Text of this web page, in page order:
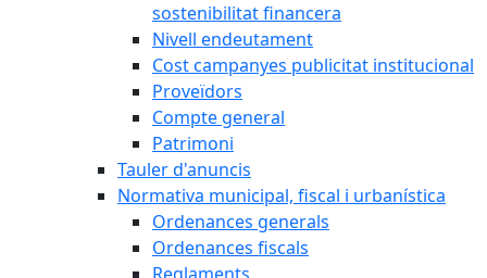
sostenibilitat financera
Nivell endeutament
Cost campanyes publicitat institucional
Proveïdors
Compte general
Patrimoni
Tauler d'anuncis
Normativa municipal, fiscal i urbanística
Ordenances generals
Ordenances fiscals